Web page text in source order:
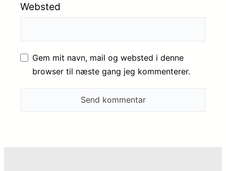
Websted
Gem mit navn, mail og websted i denne
browser til næste gang jeg kommenterer.